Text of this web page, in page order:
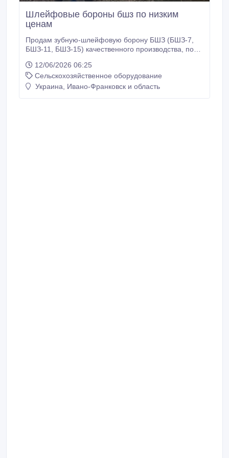
Шлейфовые бороны бшз по низким
ценам
Продам зубную-шлейфовую борону БШЗ (БШЗ-7,
БШЗ-11, БШЗ-15) качественного производства, по
изготовлена ​​из качественной профильной трубы,
что гарантирует надежную и длительную
эксплуатацию агрегата. Рабочие шлейфы
12/06/2026 06:25
Сельскохозяйственное оборудование
Украина, Ивано-Франковск и область